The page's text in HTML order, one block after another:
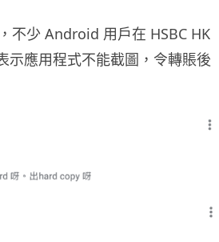
不少 Android 用戶在 HSBC HK
示應用程式不能截圖，令轉賬後